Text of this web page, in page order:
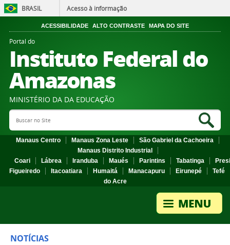
BRASIL Acesso à informação
ACESSIBILIDADE ALTO CONTRASTE MAPA DO SITE
Portal do
Instituto Federal do
Amazonas
MINISTÉRIO DA DA EDUCAÇÃO
Search Site
Manaus Centro Manaus Zona Leste
São Gabriel da Cachoeira
Manaus Distrito Industrial
Coari
Lábrea Iranduba Maués Parintins Tabatinga
Figueiredo
Itacoatiara Humaitá Manacapuru Eirunepé
Tefé
do Acre
NOTÍCIAS